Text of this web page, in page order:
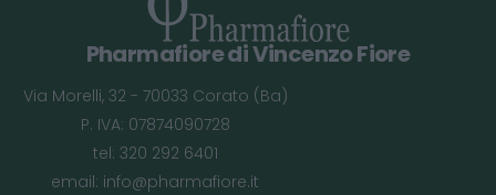
Pharmafiore di Vincenzo Fiore
Via Morelli, 32 - 70033 Corato (Ba)
P. IVA: 07874090728
tel: 320 292 6401
email: info@pharmafiore.it